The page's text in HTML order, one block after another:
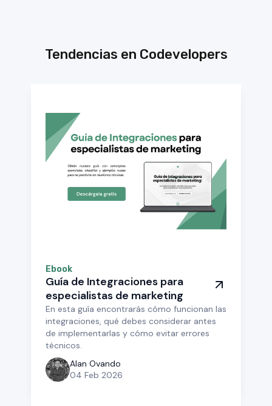
Tendencias en Codevelopers
Ebook
Guía de Integraciones para
especialistas de marketing
En esta guía encontrarás cómo funcionan las
integraciones, qué debes considerar antes
de implementarlas y cómo evitar errores
técnicos.
Alan Ovando
04 Feb 2026